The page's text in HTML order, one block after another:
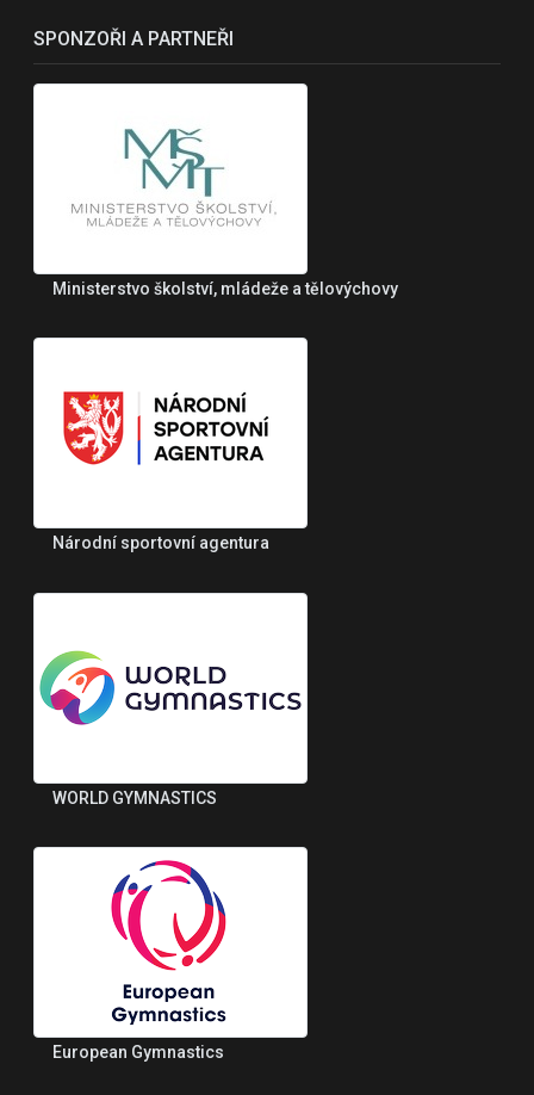
SPONZOŘI A PARTNEŘI
Ministerstvo školství, mládeže a tělovýchovy
Národní sportovní agentura
WORLD GYMNASTICS
European Gymnastics